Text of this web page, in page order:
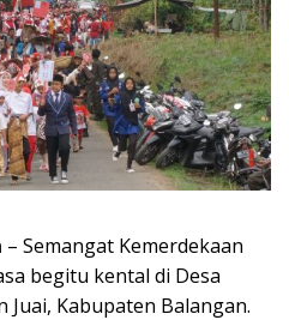
– Semangat Kemerdekaan
begitu kental di Desa
Juai, Kabupaten Balangan.